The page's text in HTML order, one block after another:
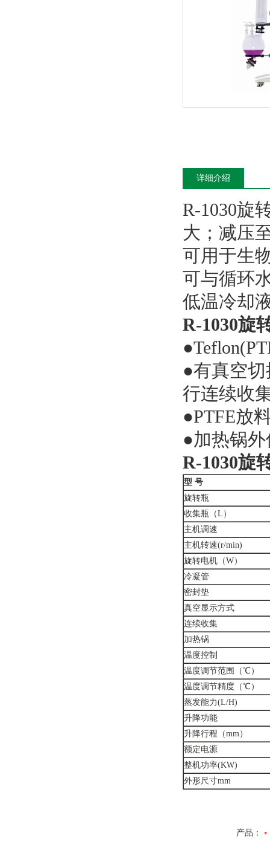
详细介绍
R-1030旋
大；减压
可用于生
可与循环
低温冷却
R-1030旋
●有真空
行连续收
●PTFE放
●加热锅
R-1030旋
型 号
旋转瓶
收集瓶（L）
主机调速
主机转速(r/min)
旋转电机（W）
冷凝管
密封垫
真空显示方式
连续收集
加热锅
温度控制
温度调节范围（℃）
温度调节精度（℃）
蒸发能力(L/H)
升降功能
升降行程（mm）
额定电源
整机功率(KW)
外形尺寸mm
产品：